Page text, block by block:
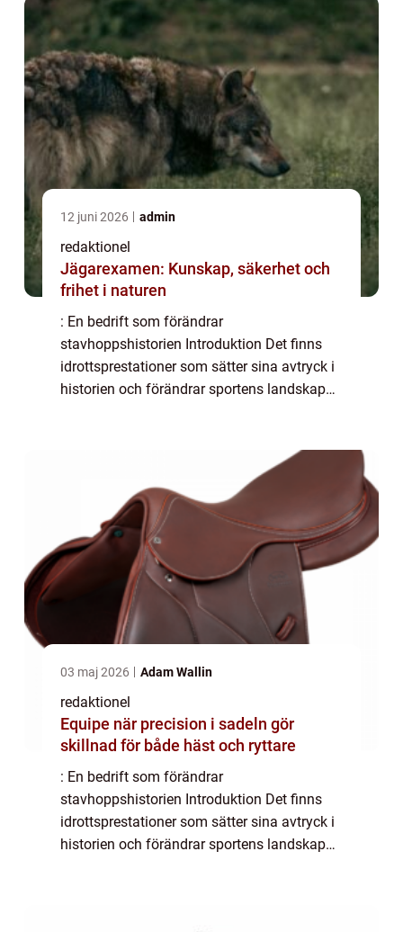
12 juni 2026 admin
redaktionel
Jägarexamen: Kunskap, säkerhet och
frihet i naturen
: En bedrift som förändrar
stavhoppshistorien Introduktion Det finns
idrottsprestationer som sätter sina avtryck i
historien och förändrar sportens landskap
03 maj 2026 Adam Wallin
redaktionel
Equipe när precision i sadeln gör
skillnad för både häst och ryttare
: En bedrift som förändrar
stavhoppshistorien Introduktion Det finns
idrottsprestationer som sätter sina avtryck i
historien och förändrar sportens landskap